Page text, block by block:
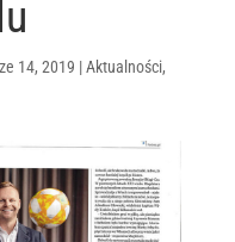
14, 2019 |Aktualności,